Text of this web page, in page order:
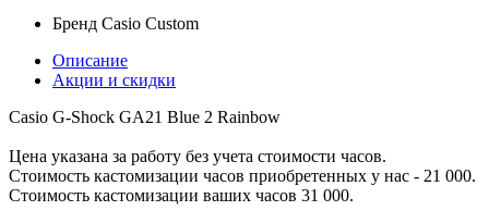
Бренд Casio Custom
Описание
Акции и скидки
Casio G-Shock GA21 Blue 2 Rainbow
Цена указана за работу без учета стоимости часов.
Стоимость кастомизации часов приобретенных у нас - 21 000.
Стоимость кастомизации ваших часов 31 000.